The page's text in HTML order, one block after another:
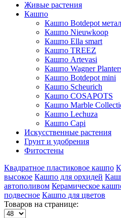
Живые растения
Кашпо
Кашпо Botdepot
Кашпо Nieuwkoop
Кашпо Ella smart
Кашпо TREEZ
Кашпо Artevasi
Кашпо Wagner
Кашпо Botdepot mini
Кашпо Scheurich
Кашпо COSAPOTS
Кашпо Marble
Кашпо Lechuza
Кашпо Capi
Искусственные растения
Грунт и удобрения
Фитостены
Квадратное пластиковое кашпо
высокое Кашпо для орхидей
автополивом Керамическое
подвесное Кашпо для цветов
Товаров на странице: